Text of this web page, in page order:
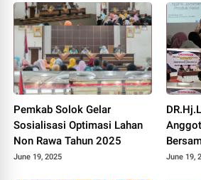
Pemkab Solok Gelar
Sosialisasi Optimasi Lahan
Non Rawa Tahun 2025
June 19, 2025 June 19,